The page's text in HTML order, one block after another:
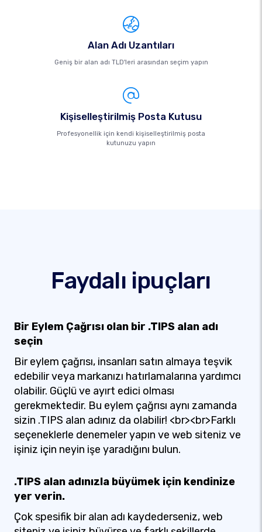
Alan Adı Uzantıları
Geniş bir alan adı TLD'leri arasından seçim yapın
Kişiselleştirilmiş Posta Kutusu
Profesyonellik için kendi kişiselleştirilmiş posta
kutunuzu yapın
Faydalı ipuçları
Bir Eylem Çağrısı olan bir .TIPS alan adı
seçin
Bir eylem çağrısı, insanları satın almaya teşvik
edebilir veya markanızı hatırlamalarına yardımcı
olabilir. Güçlü ve ayırt edici olması
gerekmektedir. Bu eylem çağrısı aynı zamanda
sizin .TIPS alan adınız da olabilir! <br><br>Farklı
seçeneklerle denemeler yapın ve web siteniz ve
işiniz için neyin işe yaradığını bulun.
.TIPS alan adınızla büyümek için kendinize
yer verin.
Çok spesifik bir alan adı kaydederseniz, web